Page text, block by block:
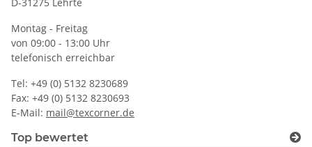
Montag - Freitag
von 09:00 - 13:00 Uhr
telefonisch erreichbar
Tel: +49 (0) 5132 8230689
Fax: +49 (0) 5132 8230693
E-Mail: mail@texcorner.de
Top bewertet